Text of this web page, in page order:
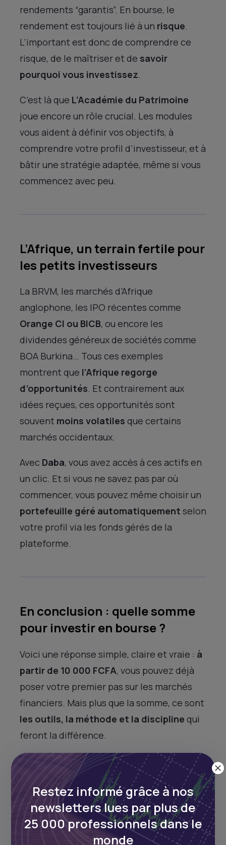
rendements “garantis”. En bourse, le
rendement est toujours lié à un risque.
L’important est donc de comprendre ce
risque, de le maîtriser et de savoir
pourquoi vous investissez.
C’est là que L’Académie du Patrimoine
joue encore un rôle crucial. Les modules
vous aident à définir vos objectifs, à
comprendre votre profil d’investisseur, et à
bâtir une stratégie adaptée, même si vous
commencez avec peu​.
L’Afrique, un terrain fertile pour
les petits investisseurs
La BRVM, les marchés d’Afrique
anglophone, les IPO récentes comme
Orange CI ou BICB, ou encore les
dividendes généreux de sociétés comme
BOA Burkina… Tous ces exemples
montrent que l’Afrique regorge
d’opportunités. Et contrairement aux
idées reçues, ces opportunités sont
souvent moins volatiles que certains
marchés occidentaux.
Avec Daba, vous avez accès à ces actifs en
un clic. Et si vous ne savez pas par où
commencer, vous pouvez même choisir un
portefeuille géré automatiquement selon
votre profil via les fonds gérés de la
plateforme.
En conclusion : quelle somme
pour investir en bourse ?
Voici une réponse simple, claire et vraie : à
partir de 10 000 FCFA, vous pouvez déjà
poser votre premier pas sur les marchés
financiers. Mais plus que la somme, ce sont
les outils, la méthode et la discipline qui
feront la différence.
Et c’est exactement ce que propose Daba :
Investissez dès 10 000 FCFAavec
notre application intuitive.
Apprenez gratuitementavec notre
Académie du Patrimoine.
Restez informé grâce à nos
newsletters lues par plus de
25 000 professionnels dans le
monde